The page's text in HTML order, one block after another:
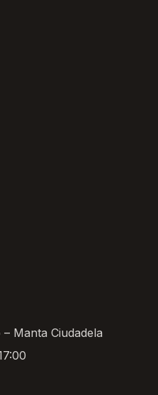
Manta Ciudadela